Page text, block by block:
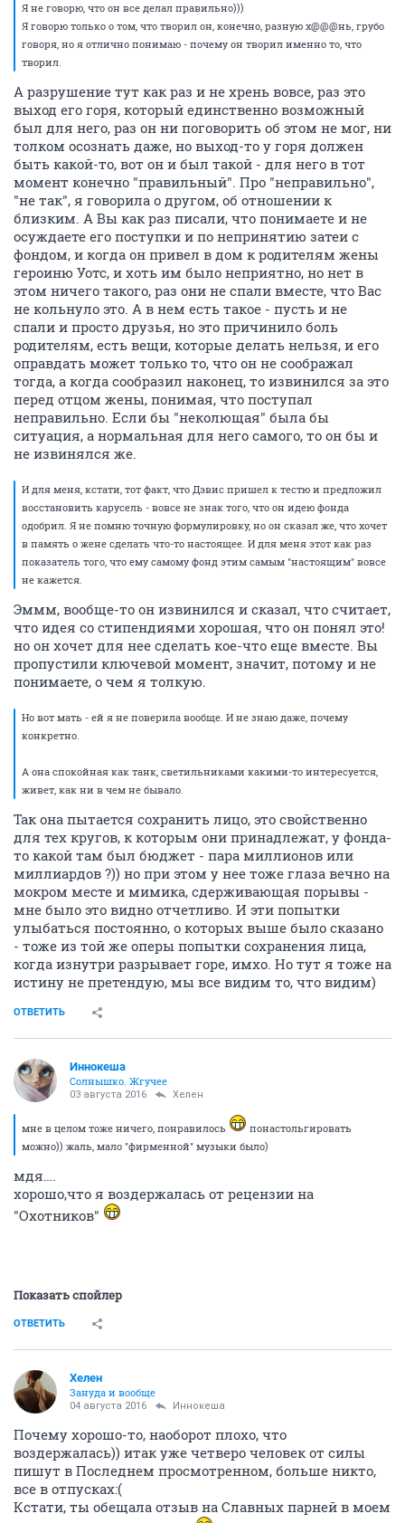
Я не говорю, что он все делал правильно)))
Я говорю только о том, что творил он, конечно, разную х@@@нь, грубо
говоря, но я отлично понимаю - почему он творил именно то, что
творил.
А разрушение тут как раз и не хрень вовсе, раз это
выход его горя, который единственно возможный
был для него, раз он ни поговорить об этом не мог, ни
толком осознать даже, но выход-то у горя должен
быть какой-то, вот он и был такой - для него в тот
момент конечно "правильный". Про "неправильно",
"не так", я говорила о другом, об отношении к
близким. А Вы как раз писали, что понимаете и не
осуждаете его поступки и по непринятию затеи с
фондом, и когда он привел в дом к родителям жены
героиню Уотс, и хоть им было неприятно, но нет в
этом ничего такого, раз они не спали вместе, что Вас
не кольнуло это. А в нем есть такое - пусть и не
спали и просто друзья, но это причинило боль
родителям, есть вещи, которые делать нельзя, и его
оправдать может только то, что он не соображал
тогда, а когда сообразил наконец, то извинился за это
перед отцом жены, понимая, что поступал
неправильно. Если бы "неколющая" была бы
ситуация, а нормальная для него самого, то он бы и
не извинялся же.
И для меня, кстати, тот факт, что Дэвис пришел к тестю и предложил
восстановить карусель - вовсе не знак того, что он идею фонда
одобрил. Я не помню точную формулировку, но он сказал же, что хочет
в память о жене сделать что-то настоящее. И для меня этот как раз
показатель того, что ему самому фонд этим самым "настоящим" вовсе
не кажется.
Эммм, вообще-то он извинился и сказал, что считает,
что идея со стипендиями хорошая, что он понял это!
но он хочет для нее сделать кое-что еще вместе. Вы
пропустили ключевой момент, значит, потому и не
понимаете, о чем я толкую.
Но вот мать - ей я не поверила вообще. И не знаю даже, почему
конкретно.
А она спокойная как танк, светильниками какими-то интересуется,
живет, как ни в чем не бывало.
Так она пытается сохранить лицо, это свойственно
для тех кругов, к которым они принадлежат, у фонда-
то какой там был бюджет - пара миллионов или
миллиардов ?)) но при этом у нее тоже глаза вечно на
мокром месте и мимика, сдерживающая порывы -
мне было это видно отчетливо. И эти попытки
улыбаться постоянно, о которых выше было сказано
- тоже из той же оперы попытки сохранения лица,
когда изнутри разрывает горе, имхо. Но тут я тоже на
истину не претендую, мы все видим то, что видим)
ОТВЕТИТЬ
Иннокеша
Солнышко. Жгучее
03 августа 2016 Хелен
мне в целом тоже ничего, понравилось
понастольгировать
можно)) жаль, мало "фирменной" музыки было)
мдя….
хорошо,что я воздержалась от рецензии на
"Охотников"
Показать спойлер
ОТВЕТИТЬ
Хелен
Зануда и вообще
04 августа 2016 Иннокеша
Почему хорошо-то, наоборот плохо, что
воздержалась)) итак уже четверо человек от силы
пишут в Последнем просмотренном, больше никто,
все в отпусках:(
Кстати, ты обещала отзыв на Славных парней в моем